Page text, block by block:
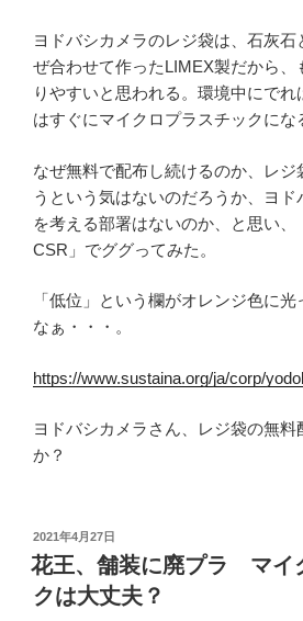
ヨドバシカメラのレジ袋は、石灰石
ぜ合わせて作ったLIMEX製だから、
りやすいと思われる。環境中にで
はすぐにマイクロプラスチックにな
なぜ無料で配布し続けるのか、レジ
うという気はないのだろうか、ヨ
を考える部署はないのか、と思い、
CSR」でググってみた。
「低位」という欄がオレンジ色に
なぁ・・・。
https://www.sustaina.org/ja/corp/
ヨドバシカメラさん、レジ袋の無料
か？
投
稿
日:
2021年4月27日
花王、舗装に廃プラ マイ
クは大丈夫？